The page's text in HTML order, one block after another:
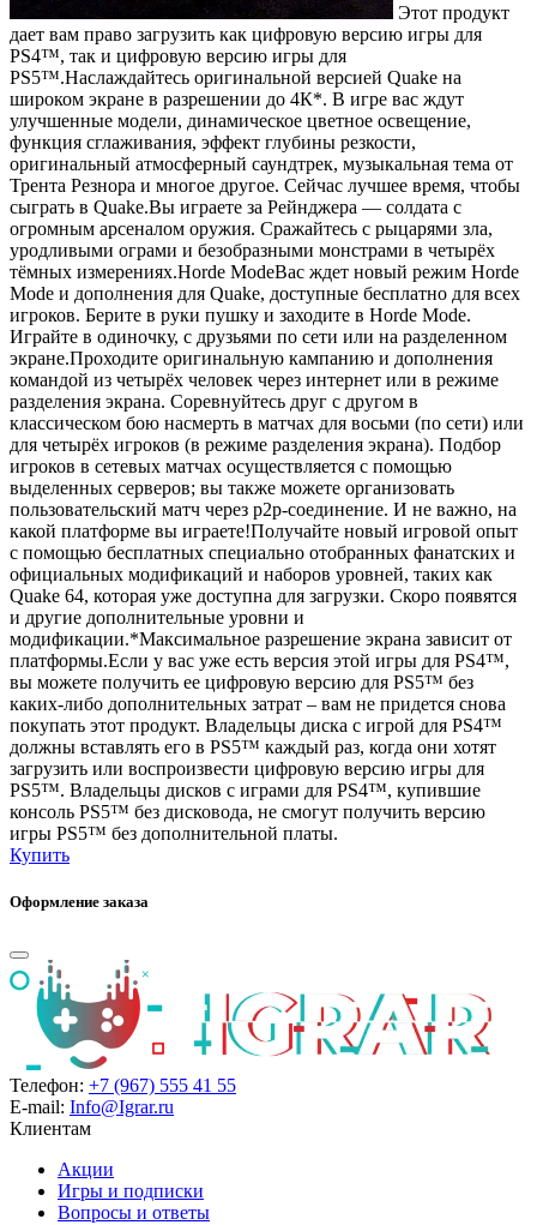
Этот продукт
дает вам право загрузить как цифровую версию игры для
PS4™, так и цифровую версию игры для
PS5™.Наслаждайтесь оригинальной версией Quake на
широком экране в разрешении до 4К*. В игре вас ждут
улучшенные модели, динамическое цветное освещение,
функция сглаживания, эффект глубины резкости,
оригинальный атмосферный саундтрек, музыкальная тема от
Трента Резнора и многое другое. Сейчас лучшее время, чтобы
сыграть в Quake.Вы играете за Рейнджера — солдата с
огромным арсеналом оружия. Сражайтесь с рыцарями зла,
уродливыми ограми и безобразными монстрами в четырёх
тёмных измерениях.Horde ModeВас ждет новый режим Horde
Mode и дополнения для Quake, доступные бесплатно для всех
игроков. Берите в руки пушку и заходите в Horde Mode.
Играйте в одиночку, с друзьями по сети или на разделенном
экране.Проходите оригинальную кампанию и дополнения
командой из четырёх человек через интернет или в режиме
разделения экрана. Соревнуйтесь друг с другом в
классическом бою насмерть в матчах для восьми (по сети) или
для четырёх игроков (в режиме разделения экрана). Подбор
игроков в сетевых матчах осуществляется с помощью
выделенных серверов; вы также можете организовать
пользовательский матч через p2p-соединение. И не важно, на
какой платформе вы играете!Получайте новый игровой опыт
с помощью бесплатных специально отобранных фанатских и
официальных модификаций и наборов уровней, таких как
Quake 64, которая уже доступна для загрузки. Скоро появятся
и другие дополнительные уровни и
модификации.*Максимальное разрешение экрана зависит от
платформы.Если у вас уже есть версия этой игры для PS4™,
вы можете получить ее цифровую версию для PS5™ без
каких-либо дополнительных затрат – вам не придется снова
покупать этот продукт. Владельцы диска с игрой для PS4™
должны вставлять его в PS5™ каждый раз, когда они хотят
загрузить или воспроизвести цифровую версию игры для
PS5™. Владельцы дисков с играми для PS4™, купившие
консоль PS5™ без дисковода, не смогут получить версию
игры PS5™ без дополнительной платы.
Купить
Оформление заказа
Телефон: +7 (967) 555 41 55
E-mail: Info@Igrar.ru
Клиентам
Акции
Игры и подписки
Вопросы и ответы